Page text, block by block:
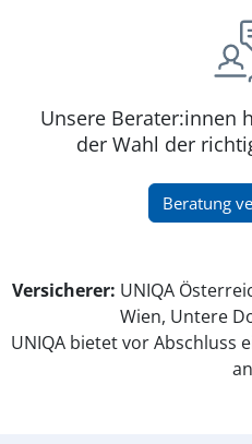
Unsere Berater:innen
der Wahl der
Beratung
(öffnet in neuem Fenster)
Versicherer: UNIQA
Wien, Untere
UNIQA bietet vor Abschluss